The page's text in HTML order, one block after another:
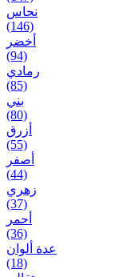
نحاس
(146)
أخضر
(94)
رمادي
(85)
بني
(80)
أزرق
(55)
أصفر
(44)
زهري
(37)
أحمر
(36)
عدة ألوان
(18)